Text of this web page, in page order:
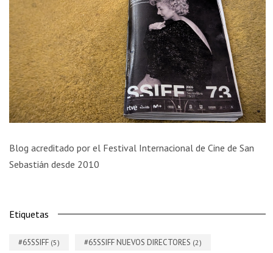
Blog acreditado por el Festival Internacional de Cine de San
Sebastián desde 2010
Etiquetas
#65SSIFF (5) #65SSIFF NUEVOS DIRECTORES (2)